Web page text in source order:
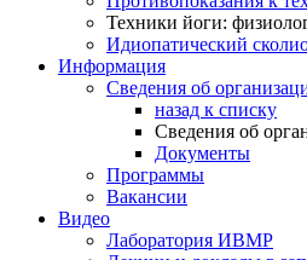
Техники йоги:
Идиопатический
Информация
Сведения об
назад к списку
Сведения об
Документы
Программы
Вакансии
Видео
Лаборатория ИВМР